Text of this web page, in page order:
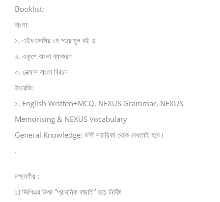
Booklist:
বাংলা:
১. এইচএসসির ১ম পত্র মূল বই ও
২. একুশে বাংলা ব্যাকরণ
৩. নেক্সাস বাংলা বিরচন
ইংরেজি:
১. English Written+MCQ, NEXUS Grammar, NEXUS
Memorising & NEXUS Vocabulary
General Knowledge: ভর্তি সহায়িকা থেকে দেখলেই হবে।
.
লক্ষ্যণীয় :
১) জিপিএর উপর “প্রাথমিক বাছাই” হয়ে নির্দিষ্ট